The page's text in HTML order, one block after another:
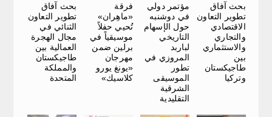
بحث آفاق
تطوير التعاون
الاقتصادي
والتجاري
والاستثماري
بين
طاجيكستان
وتركيا
مؤتمر دولي
في دوشنبه
حول الإسهام
التاريخي
لباربد
المروزي في
تطور
الموسيقى
الشرقية
التقليدية
فرقة
«ماهِران»
تُحيي حفلاً
موسيقياً في
برلين ضمن
مهرجان
«يونغ يورو
كلاسيك»
بحث آفاق
تطوير التعاون
الثنائي في
مجال الهجرة
العمالية بين
طاجيكستان
والمملكة
المتحدة